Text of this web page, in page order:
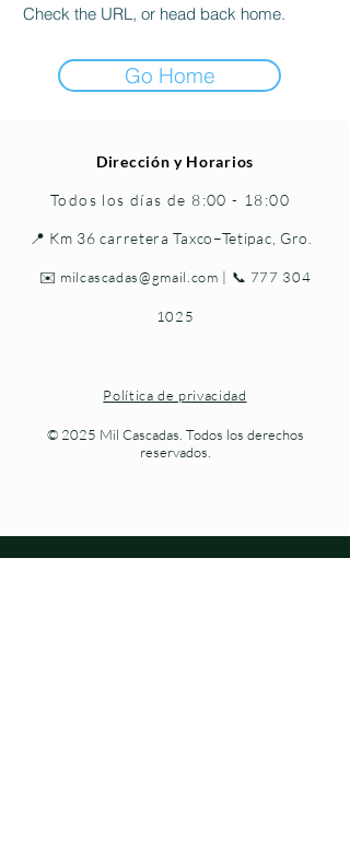
Check the URL, or head back home.
Go Home
Dirección y Horarios
Todos los días de 8:00 - 18:00
📍 Km 36 carretera Taxco–Tetipac, Gro.
✉️ milcascadas@gmail.com | 📞 777 304
1025
Política de privacidad
© 2025 Mil Cascadas. Todos los derechos
reservados.